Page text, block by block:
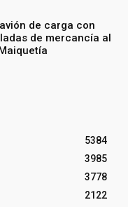
de carga con
de mercancía al
5384
3985
3778
2122